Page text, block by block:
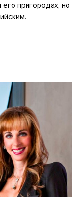
пригородах, но